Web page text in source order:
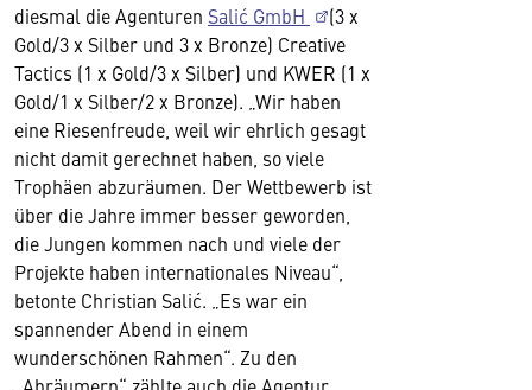
diesmal die Agenturen Salić GmbH
(3 x
Gold/3 x Silber und 3 x Bronze) Creative
Tactics (1 x Gold/3 x Silber) und KWER (1 x
Gold/1 x Silber/2 x Bronze). „Wir haben
eine Riesenfreude, weil wir ehrlich gesagt
nicht damit gerechnet haben, so viele
Trophäen abzuräumen. Der Wettbewerb ist
über die Jahre immer besser geworden,
die Jungen kommen nach und viele der
Projekte haben internationales Niveau“,
betonte Christian Salić. „Es war ein
spannender Abend in einem
wunderschönen Rahmen“. Zu den
Wir benötigen Ihre
Zustimmung